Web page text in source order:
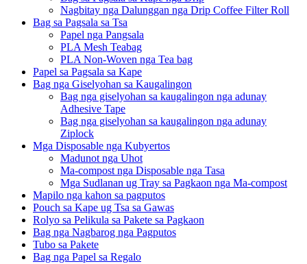
Nagbitay nga Dalunggan nga Drip Coffee Filter Roll
Bag sa Pagsala sa Tsa
Papel nga Pangsala
PLA Mesh Teabag
PLA Non-Woven nga Tea bag
Papel sa Pagsala sa Kape
Bag nga Giselyohan sa Kaugalingon
Bag nga giselyohan sa kaugalingon nga adunay
Adhesive Tape
Bag nga giselyohan sa kaugalingon nga adunay
Ziplock
Mga Disposable nga Kubyertos
Madunot nga Uhot
Ma-compost nga Disposable nga Tasa
Mga Sudlanan ug Tray sa Pagkaon nga Ma-compost
Mapilo nga kahon sa pagputos
Pouch sa Kape ug Tsa sa Gawas
Rolyo sa Pelikula sa Pakete sa Pagkaon
Bag nga Nagbarog nga Pagputos
Tubo sa Pakete
Bag nga Papel sa Regalo